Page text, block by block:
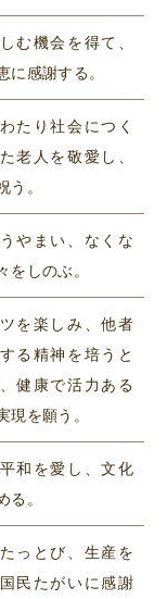
む機会を得て、
に感謝する。
たり社会につく
老人を敬愛し、
う。
やまい、なくな
をしのぶ。
を楽しみ、他者
る精神を培うと
健康で活力ある
現を願う。
和を愛し、文化
る。
っとび、生産を
民たがいに感謝